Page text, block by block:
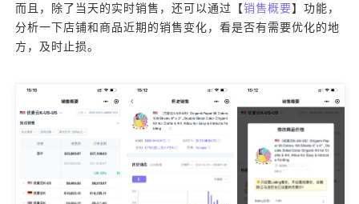
而且，除了当天的实时销售，还可以通过【销售概要】功能，
分析一下店铺和商品近期的销售变化，看是否有需要优化的地
方，及时止损。